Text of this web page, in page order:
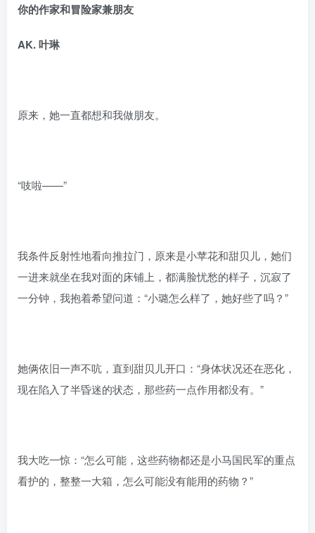
你的作家和冒险家兼朋友
AK.叶琳
原来，她一直都想和我做朋友。
“吱啦——”
我条件反射性地看向推拉门，原来是小苹花和甜贝儿，她们
一进来就坐在我对面的床铺上，都满脸忧愁的样子，沉寂了
一分钟，我抱着希望问道：“小璐怎么样了，她好些了吗？”
她俩依旧一声不吭，直到甜贝儿开口：“身体状况还在恶化，
现在陷入了半昏迷的状态，那些药一点作用都没有。”
我大吃一惊：“怎么可能，这些药物都还是小马国民军的重点
看护的，整整一大箱，怎么可能没有能用的药物？”